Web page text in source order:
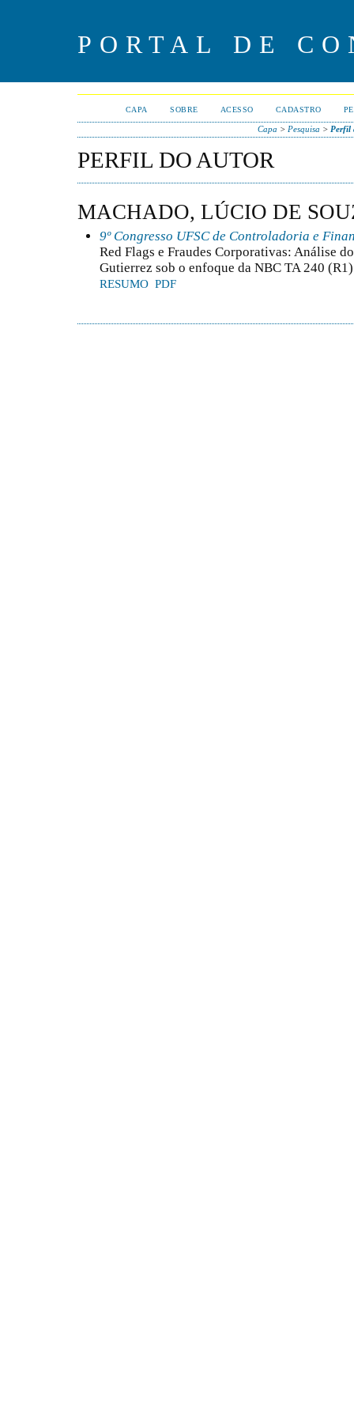
PORTAL DE
CAPA SOBRE ACESSO CADASTRO
Capa > Pesquisa > Perfil
PERFIL DO AUTOR
MACHADO, LÚCIO DE
9º Congresso UFSC de Controladoria e
Red Flags e Fraudes Corporativas: Análise
Gutierrez sob o enfoque da NBC TA 240 (R1)
RESUMO PDF